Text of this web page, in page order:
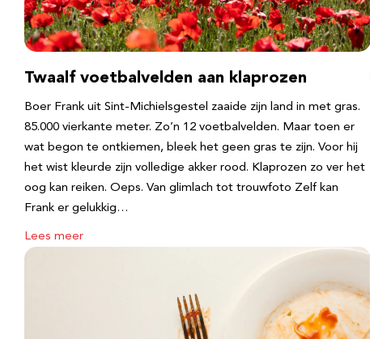
Twaalf voetbalvelden aan klaprozen
Boer Frank uit Sint-Michielsgestel zaaide zijn land in met gras.
85.000 vierkante meter. Zo’n 12 voetbalvelden. Maar toen er
wat begon te ontkiemen, bleek het geen gras te zijn. Voor hij
het wist kleurde zijn volledige akker rood. Klaprozen zo ver het
oog kan reiken. Oeps. Van glimlach tot trouwfoto Zelf kan
Frank er gelukkig…
Lees meer